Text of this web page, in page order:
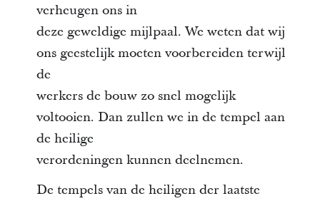
verheugen ons in
deze geweldige mijlpaal. We weten dat wij
ons geestelijk moeten voorbereiden terwijl
de
werkers de bouw zo snel mogelijk
voltooien. Dan zullen we in de tempel aan
de heilige
verordeningen kunnen deelnemen.
De tempels van de heiligen der laatste